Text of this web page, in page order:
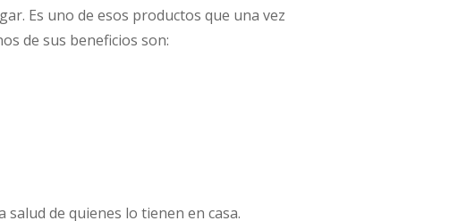
Es uno de esos productos que una vez
de sus beneficios son:
de quienes lo tienen en casa.